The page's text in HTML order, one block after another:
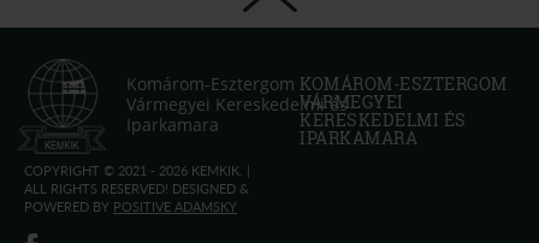
Komárom-Esztergom
Vármegyei Kereskedelmi és
Iparkamara
COPYRIGHT © 2021 - 2026 KEMKIK. |
ALL RIGHTS RESERVED! DESIGNED &
POWERED BY POSITIVE ADAMSKY
KOMÁROM-ESZTERGOM
VÁRMEGYEI
KERESKEDELMI ÉS
IPARKAMARA